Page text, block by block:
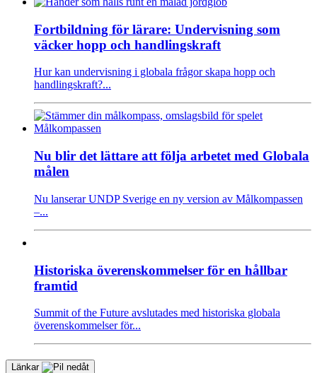
Fortbildning för lärare: Undervisning som
väcker hopp och handlingskraft
Hur kan undervisning i globala frågor skapa hopp och
handlingskraft?...
Nu blir det lättare att följa arbetet med Globala
målen
Nu lanserar UNDP Sverige en ny version av Målkompassen
–...
Historiska överenskommelser för en hållbar
framtid
Summit of the Future avslutades med historiska globala
överenskommelser för...
Länkar